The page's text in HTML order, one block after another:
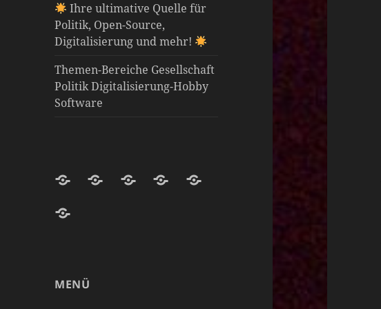
Ihre ultimative Quelle für
Politik, Open-Source,
Digitalisierung und mehr!
Themen-Bereiche Gesellschaft
Politik Digitalisierung-Hobby
Software
Darknight-
Netzwerk-
Willkommen
Plattform
DarknightDarknight-Carrabelloy
matrix-
MENÜ